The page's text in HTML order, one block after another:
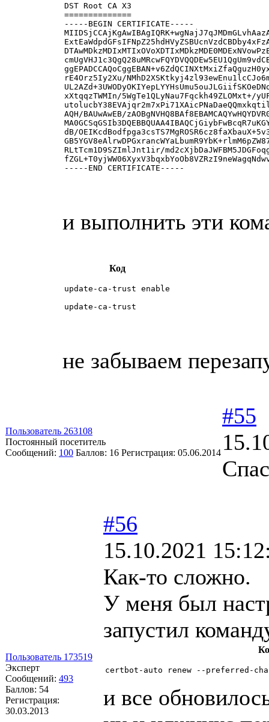
DST Root CA X3
==============
-----BEGIN CERTIFICATE-----
rE4Orz5Iy2Xu/
xXtqqzTWMIn/5WgTe1QLyNau7Fqckh49ZLOMxt+/
AQH/BAUwAwEB/
dB/
RLtTcm1D9SZImlJnt1ir/
и выполнить эти
Код
update-ca-trust enable
update-ca-trust
не забываем
Пользователь 263108
Постоянный посетитель
Сообщений: 100 Баллов: 16 Регистрация: 05.06.2014
#55
Пользователь 173519
Эксперт
Сообщений: 493
Баллов: 54
Регистрация:
30.03.2013
#56
15.10.2021
Как-то сложно.
У меня был
запустил
certbot-auto renew --preferred-
и все